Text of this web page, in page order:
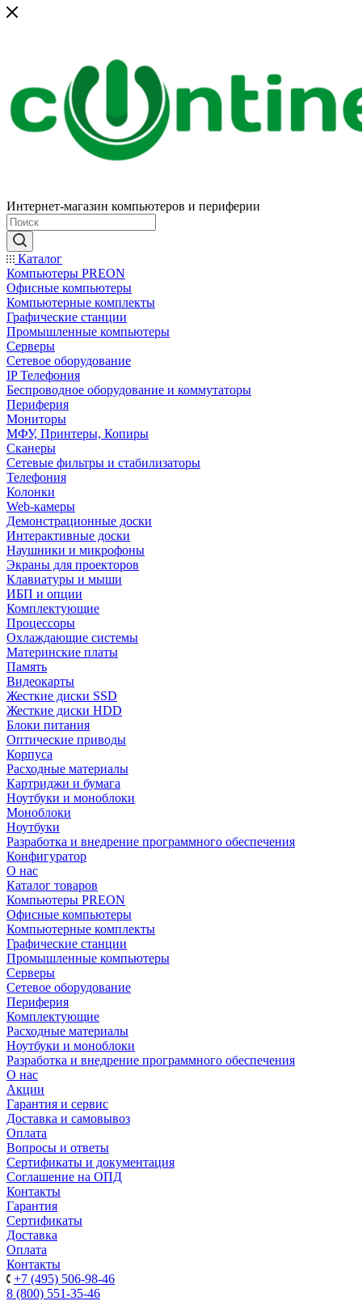
Интернет-магазин компьютеров и периферии
Каталог
Компьютеры PREON
Офисные компьютеры
Компьютерные комплекты
Графические станции
Промышленные компьютеры
Серверы
Сетевое оборудование
IP Телефония
Беспроводное оборудование и коммутаторы
Периферия
Мониторы
МФУ, Принтеры, Копиры
Сканеры
Сетевые фильтры и стабилизаторы
Телефония
Колонки
Web-камеры
Демонстрационные доски
Интерактивные доски
Наушники и микрофоны
Экраны для проекторов
Клавиатуры и мыши
ИБП и опции
Комплектующие
Процессоры
Охлаждающие системы
Материнские платы
Память
Видеокарты
Жесткие диски SSD
Жесткие диски HDD
Блоки питания
Оптические приводы
Корпуса
Расходные материалы
Картриджи и бумага
Ноутбуки и моноблоки
Моноблоки
Ноутбуки
Разработка и внедрение программного обеспечения
Конфигуратор
О нас
Каталог товаров
Компьютеры PREON
Офисные компьютеры
Компьютерные комплекты
Графические станции
Промышленные компьютеры
Серверы
Сетевое оборудование
Периферия
Комплектующие
Расходные материалы
Ноутбуки и моноблоки
Разработка и внедрение программного обеспечения
О нас
Акции
Гарантия и сервис
Доставка и самовывоз
Оплата
Вопросы и ответы
Сертификаты и документация
Соглашение на ОПД
Контакты
Гарантия
Сертификаты
Доставка
Оплата
Контакты
+7 (495) 506-98-46
8 (800) 551-35-46